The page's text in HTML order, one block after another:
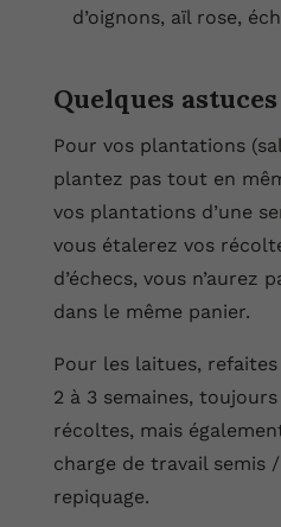
d’oignons, aïl rose,
Quelques astuces
Pour vos plantations
plantez pas tout en
vos plantations d’une
vous étalerez vos
d’échecs, vous n’aurez
dans le même panier.
Pour les laitues,
2 à 3 semaines,
récoltes, mais
charge de travail semis
repiquage.